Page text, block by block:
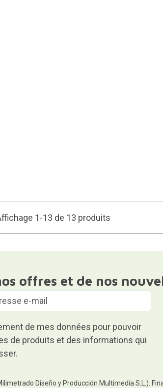
1-13 de 13 produits
offres et de nos
de mes données pour pouvoir
de produits et des informations qui
Diseño y Producción Multimedia S.L.).